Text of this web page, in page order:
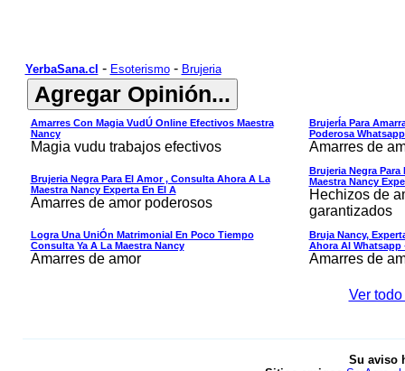
YerbaSana.cl - Esoterismo- Brujeria
Amarres Con Magia VudÚ Online Efectivos Maestra
Nancy
Magia vudu trabajos efectivos
BrujerÍa Para
Poderosa
Amarres de
Brujeria Negra Para El Amor , Consulta Ahora A La
Maestra Nancy Experta En El A
Amarres de amor poderosos
Brujeria Negra
Maestra Nancy
Hechizos de
garantizados
Logra Una UniÓn Matrimonial En Poco Tiempo
Consulta Ya A La Maestra Nancy
Amarres de amor
Bruja Nancy,
Ahora Al Whatsapp
Amarres de
Ver
Su aviso